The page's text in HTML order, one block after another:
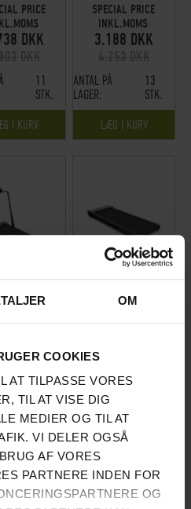
OM
COOKIES
AT TILPASSE VORES
TIL AT VISE DIG
MEDIER OG TIL AT
VI DELER OGSÅ
AF VORES
PARTNERE INDEN FOR
OG
PRICE
DKK
DKK
11
STK.
I KURV
SPECIAL PRICE
INKL.MOMS
3.188 DKK
4.253 DKK
ANTAL PÅ
LAGER:
13
STK.
LÆG I KURV
DKK
10
STK.
I KURV
SPECIAL PRICE
2.478 DKK
3.188 DKK
ANTAL PÅ LAGER:
PÅMINN MIG